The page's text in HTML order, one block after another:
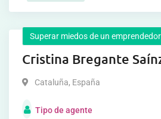
Superar miedos de un emprendedor
Cristina Bregante
Cataluña, España
Tipo de agente